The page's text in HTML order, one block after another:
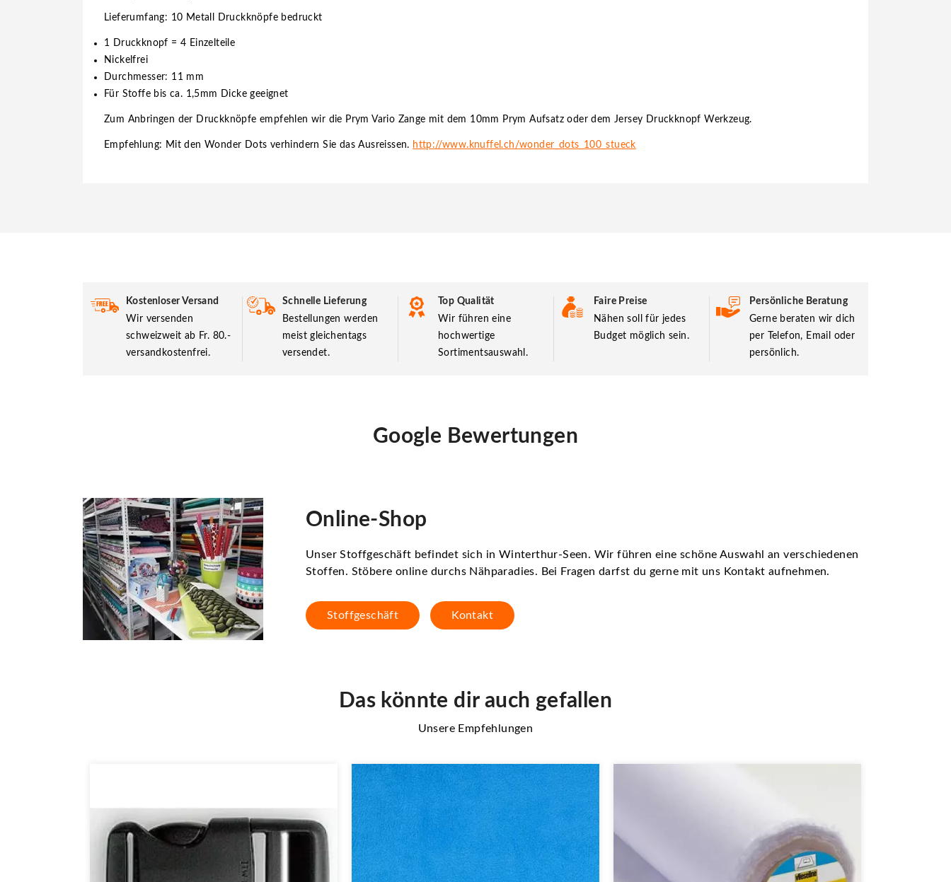
Lieferumfang: 10 Metall Druckknöpfe bedruckt
1 Druckknopf = 4 Einzelteile
Nickelfrei
Durchmesser: 11 mm
Für Stoffe bis ca. 1,5mm Dicke geeignet
Zum Anbringen der Druckknöpfe empfehlen wir die Prym Vario Zange mit dem 10mm Prym Aufsatz oder dem Jersey Druckknopf Werkzeug.
Empfehlung: Mit den Wonder Dots verhindern Sie das Ausreissen. http://www.knuffel.ch/wonder_dots_100_stueck
Kostenloser Versand
Wir versenden
schweizweit ab Fr. 80.-
versandkostenfrei.
Schnelle Lieferung
Bestellungen werden
meist gleichentags
versendet.
Top Qualität
Wir führen eine
hochwertige
Sortimentsauswahl.
Faire Preise
Nähen soll für jedes
Budget möglich sein.
Persönliche Beratung
Gerne beraten wir dich
per Telefon, Email oder
persönlich.
Google Bewertungen
Online-Shop
Unser Stoffgeschäft befindet sich in Winterthur-Seen. Wir führen eine schöne Auswahl an verschiedenen
Stoffen. Stöbere online durchs Nähparadies. Bei Fragen darfst du gerne mit uns Kontakt aufnehmen.
Stoffgeschäft Kontakt
Das könnte dir auch gefallen
Unsere Empfehlungen